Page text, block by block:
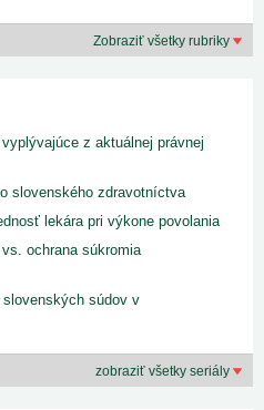
Zobraziť všetky rubriky
z aktuálnej právnej
slovenského zdravotníctva
lekára pri výkone povolania
ochrana súkromia
súdov v
zobraziť všetky seriály